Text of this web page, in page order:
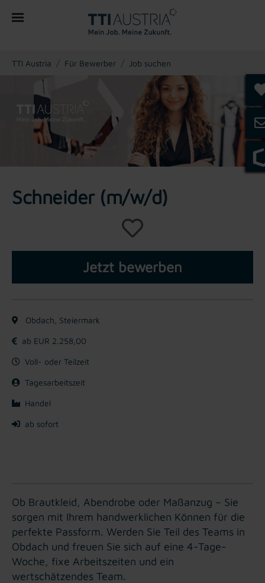
You are here:
TTI Austria Für Bewerber Job suchen
Schneider (m/w/d)
Jetzt bewerben
Obdach, Steiermark
ab EUR 2.258,00
Voll- oder Teilzeit
Tagesarbeitszeit
Handel
ab sofort
Ob Brautkleid, Abendrobe oder Maßanzug – Sie
sorgen mit Ihrem handwerklichen Können für die
perfekte Passform. Werden Sie Teil des Teams in
Obdach und freuen Sie sich auf eine 4-Tage-
Woche, fixe Arbeitszeiten und ein
wertschätzendes Team.